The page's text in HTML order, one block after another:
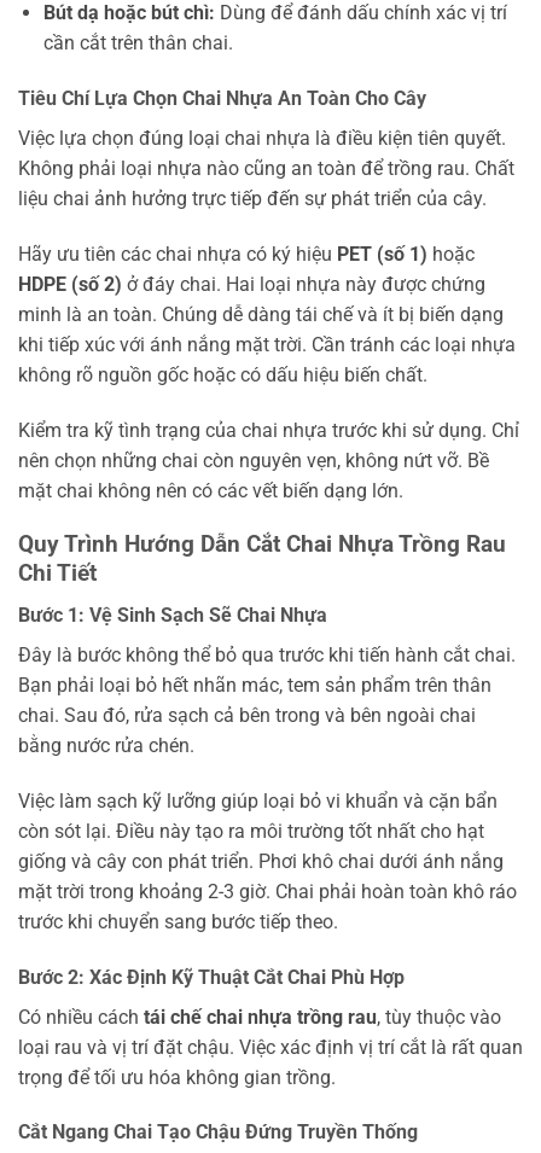
Bút dạ hoặc bút chì: Dùng để đánh dấu chính xác vị trí
cần cắt trên thân chai.
Tiêu Chí Lựa Chọn Chai Nhựa An Toàn Cho Cây
Việc lựa chọn đúng loại chai nhựa là điều kiện tiên quyết.
Không phải loại nhựa nào cũng an toàn để trồng rau. Chất
liệu chai ảnh hưởng trực tiếp đến sự phát triển của cây.
Hãy ưu tiên các chai nhựa có ký hiệu PET (số 1) hoặc
HDPE (số 2) ở đáy chai. Hai loại nhựa này được chứng
minh là an toàn. Chúng dễ dàng tái chế và ít bị biến dạng
khi tiếp xúc với ánh nắng mặt trời. Cần tránh các loại nhựa
không rõ nguồn gốc hoặc có dấu hiệu biến chất.
Kiểm tra kỹ tình trạng của chai nhựa trước khi sử dụng. Chỉ
nên chọn những chai còn nguyên vẹn, không nứt vỡ. Bề
mặt chai không nên có các vết biến dạng lớn.
Quy Trình Hướng Dẫn Cắt Chai Nhựa Trồng Rau
Chi Tiết
Bước 1: Vệ Sinh Sạch Sẽ Chai Nhựa
Đây là bước không thể bỏ qua trước khi tiến hành cắt chai.
Bạn phải loại bỏ hết nhãn mác, tem sản phẩm trên thân
chai. Sau đó, rửa sạch cả bên trong và bên ngoài chai
bằng nước rửa chén.
Việc làm sạch kỹ lưỡng giúp loại bỏ vi khuẩn và cặn bẩn
còn sót lại. Điều này tạo ra môi trường tốt nhất cho hạt
giống và cây con phát triển. Phơi khô chai dưới ánh nắng
mặt trời trong khoảng 2-3 giờ. Chai phải hoàn toàn khô ráo
trước khi chuyển sang bước tiếp theo.
Bước 2: Xác Định Kỹ Thuật Cắt Chai Phù Hợp
Có nhiều cách tái chế chai nhựa trồng rau, tùy thuộc vào
loại rau và vị trí đặt chậu. Việc xác định vị trí cắt là rất quan
trọng để tối ưu hóa không gian trồng.
Cắt Ngang Chai Tạo Chậu Đứng Truyền Thống